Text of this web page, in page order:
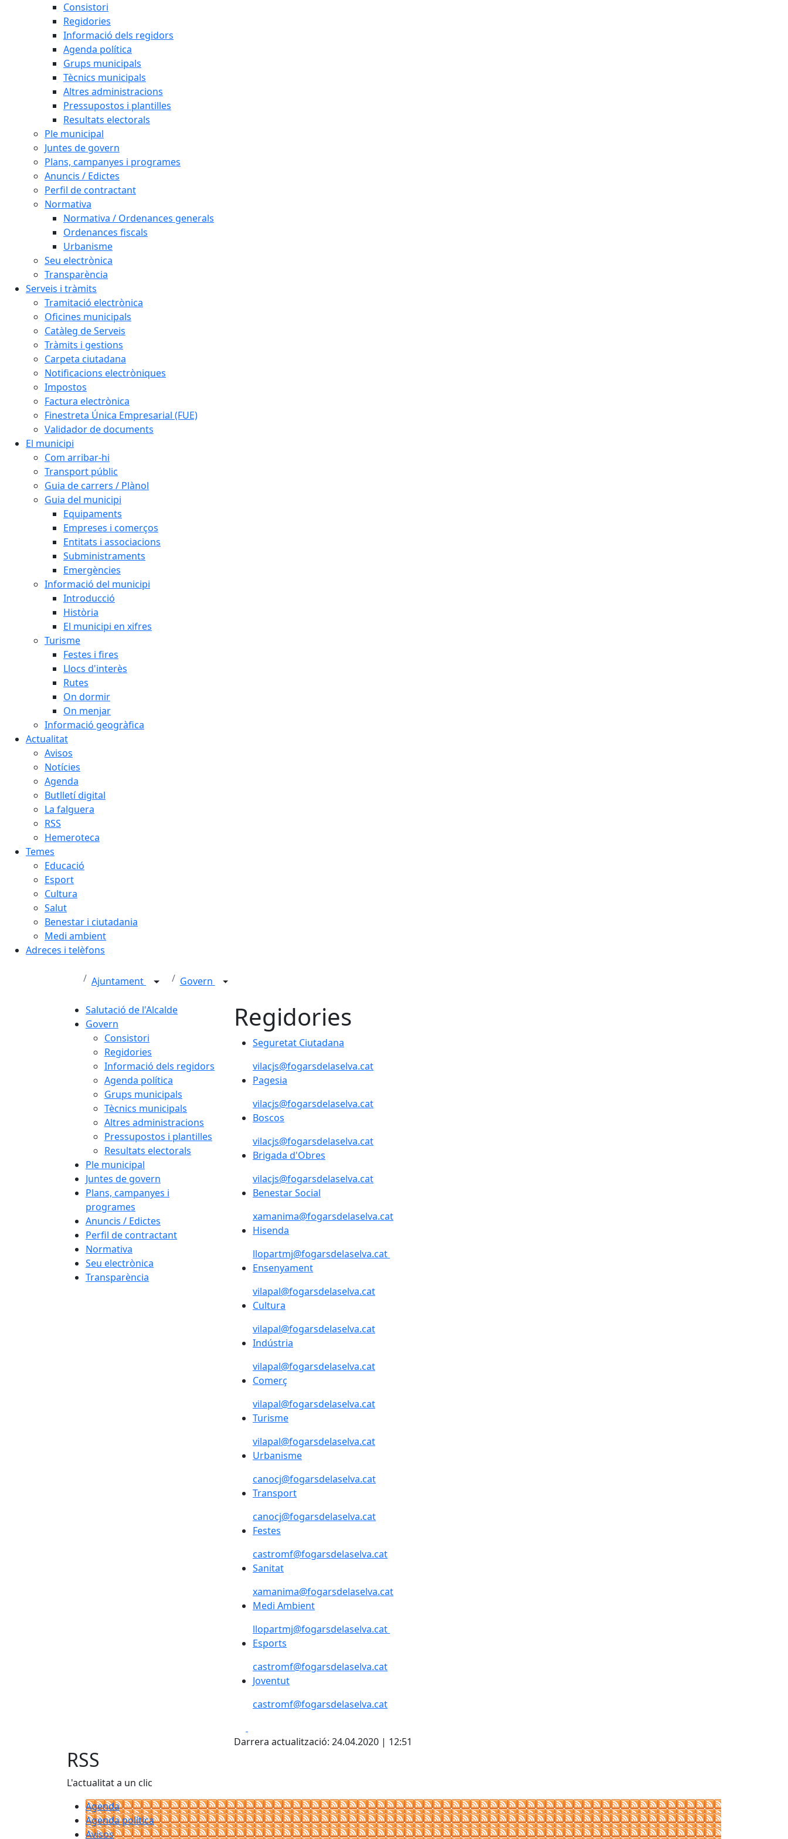
Consistori
Regidories
Informació dels regidors
Agenda política
Grups municipals
Tècnics municipals
Altres administracions
Pressupostos i plantilles
Resultats electorals
Ple municipal
Juntes de govern
Plans, campanyes i programes
Anuncis / Edictes
Perfil de contractant
Normativa
Normativa / Ordenances generals
Ordenances fiscals
Urbanisme
Seu electrònica
Transparència
Serveis i tràmits
Tramitació electrònica
Oficines municipals
Catàleg de Serveis
Tràmits i gestions
Carpeta ciutadana
Notificacions electròniques
Impostos
Factura electrònica
Finestreta Única Empresarial (FUE)
Validador de documents
El municipi
Com arribar-hi
Transport públic
Guia de carrers / Plànol
Guia del municipi
Equipaments
Empreses i comerços
Entitats i associacions
Subministraments
Emergències
Informació del municipi
Introducció
Història
El municipi en xifres
Turisme
Festes i fires
Llocs d'interès
Rutes
On dormir
On menjar
Informació geogràfica
Actualitat
Avisos
Notícies
Agenda
Butlletí digital
La falguera
RSS
Hemeroteca
Temes
Educació
Esport
Cultura
Salut
Benestar i ciutadania
Medi ambient
Adreces i telèfons
Ajuntament Govern
Salutació de l'Alcalde
Govern
Consistori
Regidories
Informació dels regidors
Agenda política
Grups municipals
Tècnics municipals
Altres administracions
Pressupostos i plantilles
Resultats electorals
Ple municipal
Juntes de govern
Plans, campanyes i
programes
Anuncis / Edictes
Perfil de contractant
Normativa
Seu electrònica
Transparència
Regidories
Seguretat Ciutadana
vilacjs@fogarsdelaselva.cat
Pagesia
vilacjs@fogarsdelaselva.cat
Boscos
vilacjs@fogarsdelaselva.cat
Brigada d'Obres
vilacjs@fogarsdelaselva.cat
Benestar Social
xamanima@fogarsdelaselva.cat
Hisenda
llopartmj@fogarsdelaselva.cat
Ensenyament
vilapal@fogarsdelaselva.cat
Cultura
vilapal@fogarsdelaselva.cat
Indústria
vilapal@fogarsdelaselva.cat
Comerç
vilapal@fogarsdelaselva.cat
Turisme
vilapal@fogarsdelaselva.cat
Urbanisme
canocj@fogarsdelaselva.cat
Transport
canocj@fogarsdelaselva.cat
Festes
castromf@fogarsdelaselva.cat
Sanitat
xamanima@fogarsdelaselva.cat
Medi Ambient
llopartmj@fogarsdelaselva.cat
Esports
castromf@fogarsdelaselva.cat
Joventut
castromf@fogarsdelaselva.cat
Darrera actualització: 24.04.2020 | 12:51
RSS
L'actualitat a un clic
Agenda
Agenda política
Avisos